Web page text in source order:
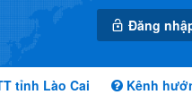
Đăng
tỉnh Lào Cai Kênh